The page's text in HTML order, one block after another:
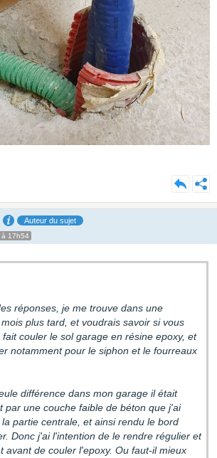
Auteur du sujet
17h54
réponses, je me trouve dans une
plus tard, et voudrais savoir si vous
couler le sol garage en résine epoxy, et
notamment pour le siphon et le fourreaux
différence dans mon garage il était
par une couche faible de béton que j'ai
partie centrale, et ainsi rendu le bord
Donc j'ai l'intention de le rendre régulier et
avant de couler l'epoxy. Ou faut-il mieux